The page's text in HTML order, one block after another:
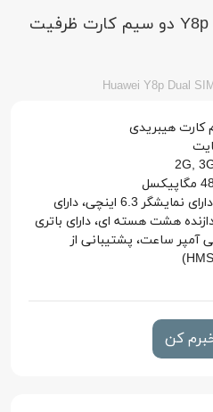
گوشی موبایل هوآوی مدل Y8p دو سیم کارت ظرفیت
Huawei Y8p Dual
کارت هیبریدی
ویژگی های خاص: فبلت، دارای نمایشگر 6.3 اینچی، دارای
به پردازنده هشت هسته ای، دارای باتری
پلیمری 4000 میلی آمپر ساعت، پشتیبانی از
کن